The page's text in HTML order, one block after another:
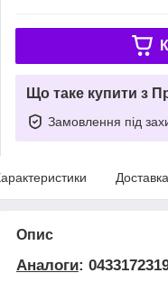
Що таке купити з
Замовлення під
Доставка
Опис
Аналоги: